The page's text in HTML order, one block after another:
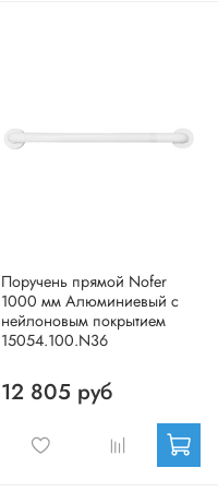
Поручень прямой Nofer
1000 мм Алюминиевый с
нейлоновым покрытием
15054.100.N36
12 805 руб